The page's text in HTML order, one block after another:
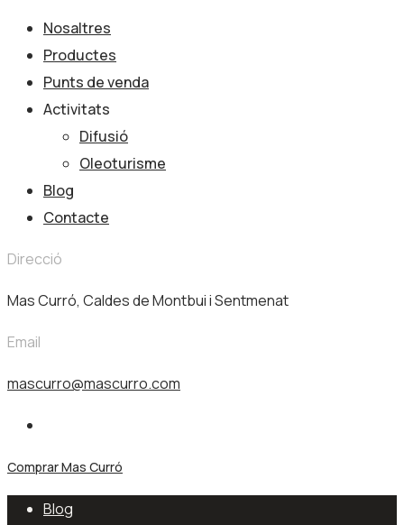
Nosaltres
Productes
Punts de venda
Activitats
Difusió
Oleoturisme
Blog
Contacte
Direcció
Mas Curró, Caldes de Montbui i Sentmenat
Email
mascurro@mascurro.com
Comprar Mas Curró
Blog